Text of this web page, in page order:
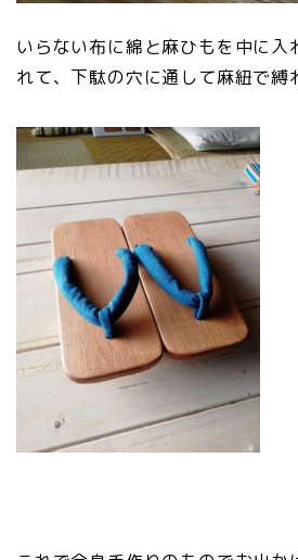
いらない布に綿と麻ひもを中に入
れて、下駄の穴に通して麻紐で縛